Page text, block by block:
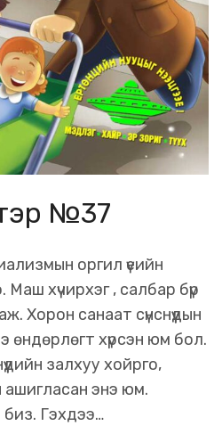
№37
оргил үеийн
хүчирхэг , салбар бүр
Хорон санаат сүнснүүдын
өндөрлөгт хүрсэн юм бол.
залхуу хойрго,
энэ юм.
Гэхдээ…